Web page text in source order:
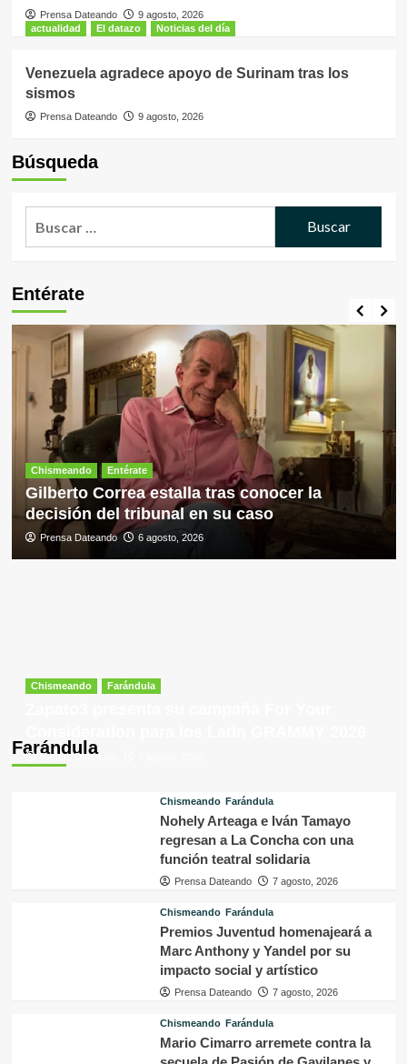
Prensa Dateando
9 agosto, 2026
actualidad
El datazo Noticias del día
Venezuela agradece apoyo de Surinam tras los
sismos
Prensa Dateando 9 agosto, 2026
Búsqueda
Entérate
Chismeando Entérate
Gilberto Correa estalla tras conocer la
decisión del tribunal en su caso
Prensa Dateando 6 agosto, 2026
Farándula
Chismeando Farándula
Prensa Dateando
Chismeando Farándula
Nohely Arteaga e Iván Tamayo
regresan a La Concha con una
función teatral solidaria
Prensa Dateando 7 agosto, 2026
Chismeando Farándula
Premios Juventud homenajeará a
Marc Anthony y Yandel por su
impacto social y artístico
Prensa Dateando 7 agosto, 2026
Chismeando Farándula
Mario Cimarro arremete contra la